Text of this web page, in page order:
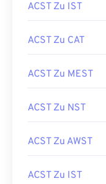
ACST Zu IST
ACST Zu CAT
ACST Zu MEST
ACST Zu NST
ACST Zu AWST
ACST Zu IST